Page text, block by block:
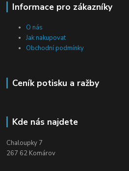
Informace pro zákazníky
O nás
Jak nakupovat
Obchodní podmínky
Ceník potisku a ražby
Kde nás najdete
Chaloupky 7
267 62 Komárov